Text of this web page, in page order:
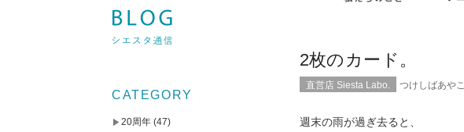
2枚のカード。
直営店 Siesta Labo. つけしばあやこ
週末の雨が過ぎ去ると、
CATEGORY
20周年 (47)